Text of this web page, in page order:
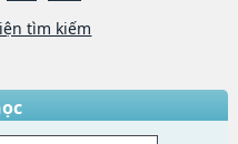
tìm kiếm